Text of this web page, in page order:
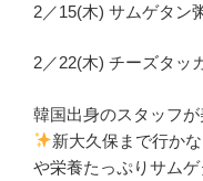
2／15(木) サムゲタン
2／22(木) チーズタッ
韓国出身のスタッフ
新大久保まで行か
や栄養たっぷりサム